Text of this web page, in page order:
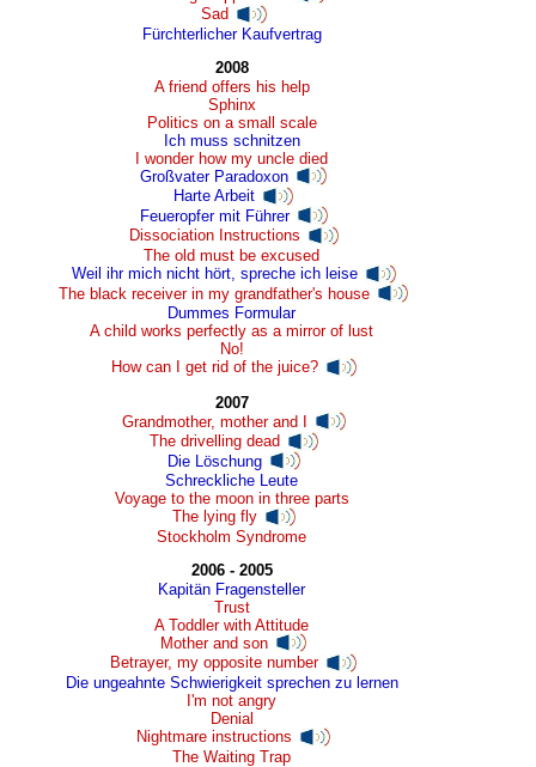
Sad
Fürchterlicher Kaufvertrag
2008
A friend offers his help
Sphinx
Politics on a small scale
Ich muss schnitzen
I wonder how my uncle died
Großvater Paradoxon
Harte Arbeit
Feueropfer mit Führer
Dissociation Instructions
The old must be excused
Weil ihr mich nicht hört, spreche ich leise
The black receiver in my grandfather's house
Dummes Formular
A child works perfectly as a mirror of lust
No!
How can I get rid of the juice?
2007
Grandmother, mother and I
The drivelling dead
Die Löschung
Schreckliche Leute
Voyage to the moon in three parts
The lying fly
Stockholm Syndrome
2006 - 2005
Kapitän Fragensteller
Trust
A Toddler with Attitude
Mother and son
Betrayer, my opposite number
Die ungeahnte Schwierigkeit sprechen zu lernen
I'm not angry
Denial
Nightmare instructions
The Waiting Trap